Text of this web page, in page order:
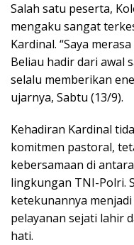
Salah satu peserta,
mengaku sangat
Kardinal. “Saya
Beliau hadir dari awal
selalu memberikan
ujarnya, Sabtu (13/9).
Kehadiran Kardinal
komitmen pastoral,
kebersamaan di
lingkungan TNI-Polri.
ketekunannya
pelayanan sejati lahir
hati.